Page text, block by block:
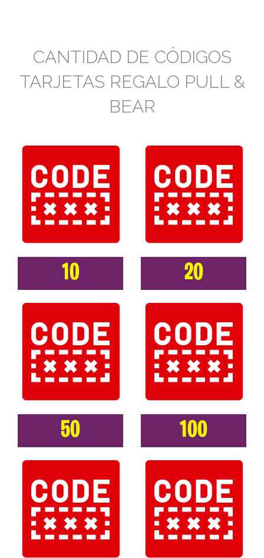
CANTIDAD DE CÓDIGOS
TARJETAS REGALO PULL &
BEAR
10 20
50 100